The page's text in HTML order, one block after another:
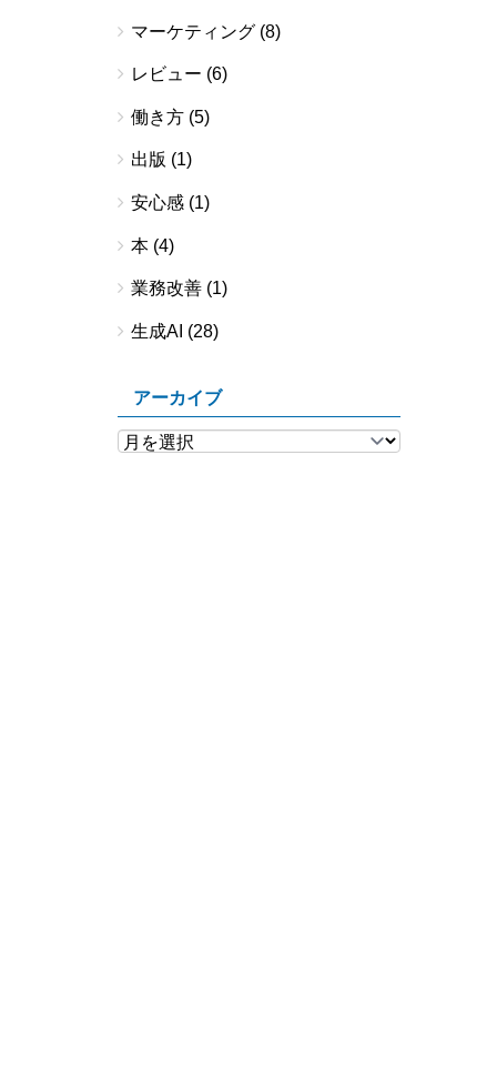
マーケティング(8)
レビュー (6)
働き方(5)
出版 (1)
安心感(1)
本(4)
業務改善(1)
生成AI (28)
アーカイブ